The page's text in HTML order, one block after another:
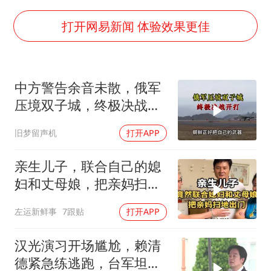
央视新主播李秋莹孙亚鹏亮相
白海豚登陆前还将加强
河南刑案嫌犯被抓 逃窜时伤害多人
经常半夜醒要排查6种疾病
三警齐发！多地10级以上雷暴大风
乐享全民健身 共筑健康中国
打开网易新闻 体验效果更佳
中方警告余音未散，俄军
压境双子城，终极决战开
旧梦留声机 打开APP
亲生儿子，联合自己的媳
妇和丈母娘，把亲妈扫地
左运新鲜事 7跟贴 打开APP
汉光演习开场尴尬，赖清
德紧急练逃跑，台军坦克